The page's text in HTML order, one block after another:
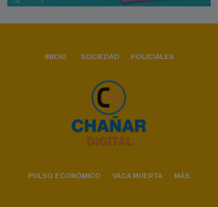
INICIO SOCIEDAD POLICIALES
PULSO ECONÓMICO VACA MUERTA MÁS